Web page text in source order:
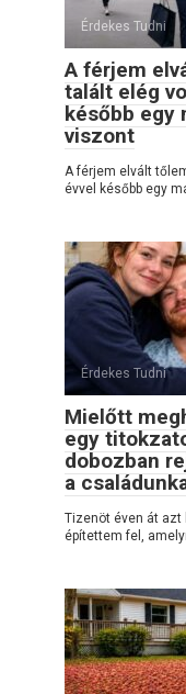
Érdekes Tudni
A férjem
talált elég
később egy
viszont
A férjem elvált
évvel később egy
Érdekes Tudni
Mielőtt
egy
dobozban
a
Tizenöt éven át
építettem fel,